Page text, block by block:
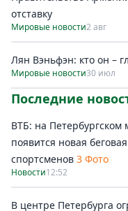
отставку
Мировые новости2 авг
Лян Вэньфэн: кто он –
Мировые новости30 июл
Последние
ВТБ: на
появится новая
спортсменов 3 Фото
Новости12:52
В центре Петербурга